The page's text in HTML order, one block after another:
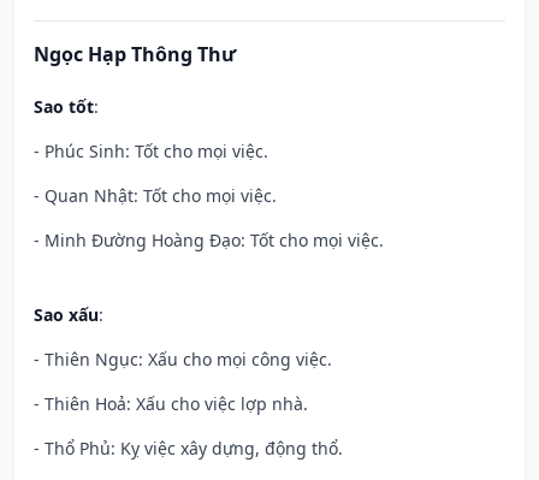
Ngọc Hạp Thông Thư
Sao tốt:
- Phúc Sinh: Tốt cho mọi việc.
- Quan Nhật: Tốt cho mọi việc.
- Minh Đường Hoàng Đạo: Tốt cho mọi việc.
Sao xấu:
- Thiên Ngục: Xấu cho mọi công việc.
- Thiên Hoả: Xấu cho việc lợp nhà.
- Thổ Phủ: Kỵ việc xây dựng, động thổ.